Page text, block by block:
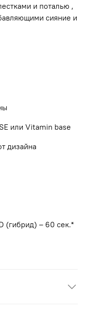
и поталью ,
сияние и
или Vitamin base
дизайна
(гибрид) – 60 сек.*